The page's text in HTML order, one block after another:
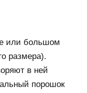
или большом
размера).
в ней
порошок